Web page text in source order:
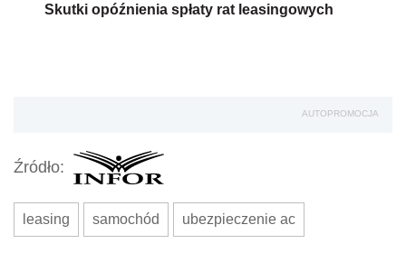
Skutki opóźnienia spłaty rat leasingowych
AUTOPROMOCJA
Źródło:
leasing samochód ubezpieczenie ac